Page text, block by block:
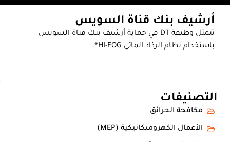
أرشيف بنك قناة السويس
تتمثل وظيفة DT في حماية أرشيف بنك قناة السويس
باستخدام نظام الرذاذ المائي HI-FOG®.
التصنيفات
مكافحة الحرائق
الأعمال الكهروميكانيكية (MEP)